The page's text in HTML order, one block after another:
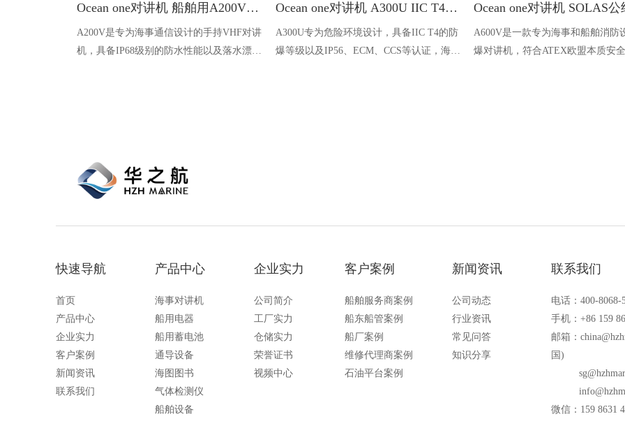
Ocean one对讲机 船舶用A200V漂浮式手持防水对讲机
A200V是专为海事通信设计的手持VHF对讲
机，具备IP68级别的防水性能以及落水漂浮
Ocean one对讲机 A300U IIC T4氢气防爆对讲机 船舶消防本质安全无线电
A300U专为危险环境设计，具备IIC T4的防
爆等级以及IP56、ECM、CCS等认证，海上
A600V是一款专为海事和船舶消防
爆对讲机，符合ATEX欧盟本质安
快速导航
首页
产品中心
企业实力
客户案例
新闻资讯
联系我们
产品中心
海事对讲机
船用电器
船用蓄电池
通导设备
海图图书
气体检测仪
船舶设备
企业实力
公司简介
工厂实力
仓储实力
荣誉证书
视频中心
客户案例
船舶服务商案例
船东船管案例
船厂案例
维修代理商案例
石油平台案例
新闻资讯
公司动态
行业资讯
常见问答
知识分享
联系我们
电话：400-8068-
手机：+86 159
邮箱：
国)
微信：159 8631